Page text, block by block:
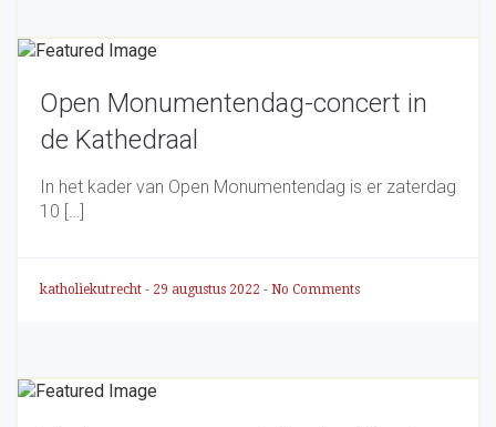
Open Monumentendag-concert in
de Kathedraal
In het kader van Open Monumentendag is er zaterdag
10 […]
katholiekutrecht - 29 augustus 2022 - No Comments